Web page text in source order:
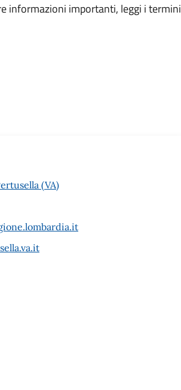
informazioni importanti, leggi i termini
(VA)